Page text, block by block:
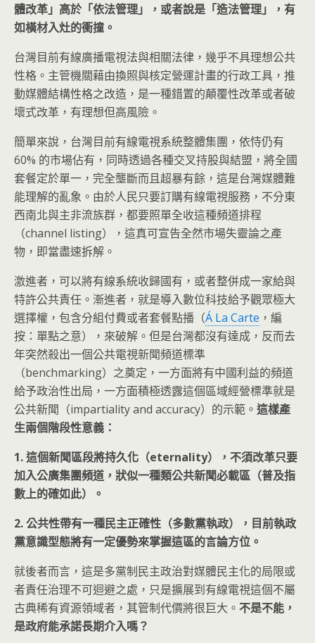
體改革」高於「依法管理」，或者說是「造法管理」，有
如橫材入灶的衝撞。
台灣目前有線廣播電視法與相關法律，幾乎不具理想公共
性格。主管機關藉由換照與核定營運計畫的行政工具，推
動媒體結構性格之改造，是一種錯置的顛覆性改革或者破
壞式改革，有理想但高風險。
簡單來說，台灣目前有線電視系統整體集團，依恃仍有
60% 的市場佔有，同時透過各種交叉持股與結盟，將全國
套餐定於單一，完全壟斷而且超暴有餘，這是台灣媒體難
能理解的亂象。由於人民只要訂購有線電視服務，不分東
西南北與主非流族群，都要照單全收這種頻道排程
（channel listing），這真可宣告全然市場失靈論之產
物，即當盡速拆解。
激進者，可以將有線系統收歸國有，或者整併成一家給與
特許公共責任。漸進者，就是導入數位科技給予觀眾極大
選擇權，包含分組付費或者套餐點播（Á La Carte ，編
按：單點之意），來破解。但是台灣都沒有達成，反而去
年突然殺出一個公共電視新聞頻道標準
（benchmarking）之奠定，一方面將有中國利益的頻道
給予政治性出局，一方面積極透露這個區域經營標準就是
公共新聞（impartiality and accuracy）的示範。 這樣產
生兩個階段性意義：
1. 這個新聞區段將持久化（eternality），不須改革只要
加入公廣集團頻道，狀似一種類公共新聞必載區（普及指
數上的確如此）。
2. 公共性帶有一種民主正確性（多數黨執政），目前執政
黨意識型態將有一定優勢來掌握這區的言論方位。
就後者而言，這是多黨制民主政治對媒體民主化的局限或
者責任治理不可迴避之處，只是擴展到有線電視這個不屬
古典稀有資源領域者，其管制代價將很巨大。 不是不能，
是政府能承諾長期介入嗎？